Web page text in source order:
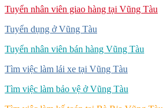
Tuyển nhân viên giao hàng tại Vũng Tàu
Tuyển dụng ở Vũng Tàu
Tuyển nhân viên bán hàng Vũng Tàu
Tìm việc làm lái xe tại Vũng Tàu
Tìm việc làm bảo vệ ở Vũng Tàu